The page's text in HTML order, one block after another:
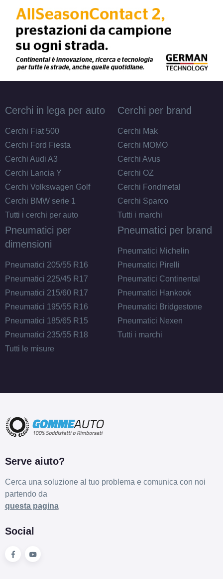
E C 71
C
E B 72db
Cerchi in lega per auto
Cerchi Fiat 500
Cerchi Ford Fiesta
Cerchi Audi A3
Cerchi Lancia Y
Cerchi Volkswagen Golf
Cerchi BMW serie 1
Tutti i cerchi per auto
Cerchi per brand
Cerchi Mak
Cerchi MOMO
Cerchi Avus
Cerchi OZ
Cerchi Fondmetal
Cerchi Sparco
Tutti i marchi
Pneumatici per
dimensioni
Pneumatici 205/55 R16
Pneumatici 225/45 R17
Pneumatici 215/60 R17
Pneumatici 195/55 R16
Pneumatici 185/65 R15
Pneumatici 235/55 R18
Tutti le misure
Pneumatici per brand
Pneumatici Michelin
Pneumatici Pirelli
Pneumatici Continental
Pneumatici Hankook
Pneumatici Bridgestone
Pneumatici Nexen
Tutti i marchi
Serve aiuto?
Cerca una soluzione al tuo problema e comunica con noi
partendo da
questa pagina
Social